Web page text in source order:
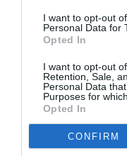
I want to opt-out
Personal Data for
Opted In
I want to opt-out
Retention, Sale,
Personal Data
Purposes for
Opted In
CONFIRM
05/08/2026 11:13
Έναρξη αιτήσεων
για Όλους»